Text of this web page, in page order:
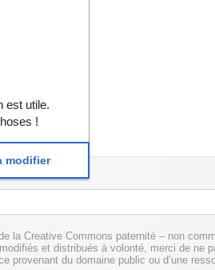
la Creative Commons paternité – non
et distribués à volonté, merci de ne
provenant du domaine public ou d’une
est utile.
!
modifier